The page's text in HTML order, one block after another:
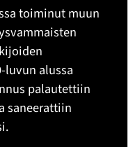
toiminut muun
luvun alussa
palautettiin
saneerattiin